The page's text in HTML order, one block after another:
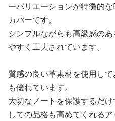
ーバリエーションが特徴的
カバーです。
シンプルながらも高級感の
やすく工夫されています。
質感の良い革素材を使用し
も優れています。
大切なノートを保護するだ
しての品格も高めてくれるア